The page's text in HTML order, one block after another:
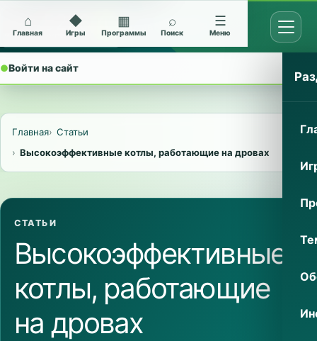
Архив Nokia 5228
●Войти на сайт
⌂
Главная
◆
Игры
▦
Программы
⌕
Поиск
☰
Меню
Главная
Статьи
Высокоэффективные котлы, работающие на дровах
СТАТЬИ
Высокоэффективные
котлы, работающие
на дровах